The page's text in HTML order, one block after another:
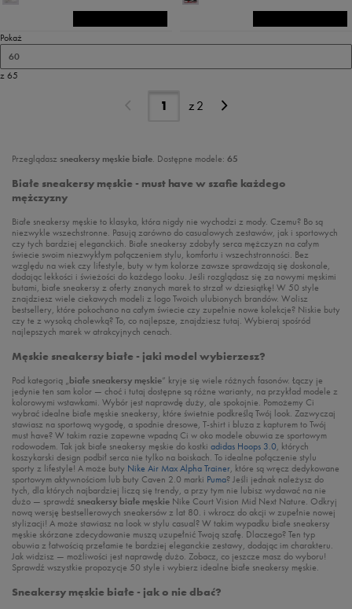
Pokaż
60
z 65
z2
Przeglądasz sneakersy męskie białe. Dostępne modele: 65
Białe sneakersy męskie - must have w szafie każdego
mężczyzny
Białe sneakersy męskie to klasyka, która nigdy nie wychodzi z mody. Czemu? Bo są
niezwykle wszechstronne. Pasują zarówno do casualowych zestawów, jak i sportowych
czy tych bardziej eleganckich. Białe sneakersy zdobyły serca mężczyzn na całym
świecie swoim niezwykłym połączeniem stylu, komfortu i wszechstronności. Bez
względu na wiek czy lifestyle, buty w tym kolorze zawsze sprawdzają się doskonale,
dodając lekkości i świeżości do każdego looku. Jeśli rozglądasz się za nowymi męskimi
butami, białe sneakersy z oferty znanych marek to strzał w dziesiątkę! W 50 style
znajdziesz wiele ciekawych modeli z logo Twoich ulubionych brandów. Wolisz
bestsellery, które pokochano na całym świecie czy zupełnie nowe kolekcje? Niskie buty
czy te z wysoką cholewką? To, co najlepsze, znajdziesz tutaj. Wybieraj spośród
najlepszych marek w atrakcyjnych cenach.
Męskie sneakersy białe - jaki model wybierzesz?
Pod kategorią „białe sneakersy męskie” kryje się wiele różnych fasonów. Łączy je
jedynie ten sam kolor — choć i tutaj dostępne są różne warianty, na przykład modele z
kolorowymi wstawkami. Wybór jest naprawdę duży, ale spokojnie. Pomożemy Ci
wybrać idealne białe męskie sneakersy, które świetnie podkreślą Twój look. Zazwyczaj
stawiasz na sportową wygodę, a spodnie dresowe, T-shirt i bluza z kapturem to Twój
must have? W takim razie zapewne wpadną Ci w oko modele obuwia ze sportowym
rodowodem. Tak jak białe sneakersy męskie do kostki adidas Hoops 3.0, których
koszykarski design podbił serca nie tylko na boiskach. To idealne połączenie stylu
sporty z lifestyle! A może buty Nike Air Max Alpha Trainer, które są wręcz dedykowane
sportowym aktywnościom lub buty Caven 2.0 marki Puma? Jeśli jednak należysz do
tych, dla których najbardziej liczą się trendy, a przy tym nie lubisz wydawać na nie
dużo — sprawdź sneakersy białe męskie Nike Court Vision Mid Next Nature. Odkryj
nową wersję bestsellerowych sneakersów z lat 80. i wkrocz do akcji w zupełnie nowej
stylizacji! A może stawiasz na look w stylu casual? W takim wypadku białe sneakersy
męskie skórzane zdecydowanie muszą uzupełnić Twoją szafę. Dlaczego? Ten typ
obuwia z łatwością przełamie te bardziej eleganckie zestawy, dodając im charakteru.
Jak widzisz — możliwości jest naprawdę dużo. Zobacz, co jeszcze masz do wyboru!
Sprawdź wszystkie propozycje 50 style i wybierz idealne białe sneakersy męskie.
Sneakersy męskie białe - jak o nie dbać?